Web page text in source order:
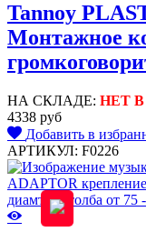
Tannoy
Монтажное
НА СКЛАДЕ: НЕТ
4338 руб
Добавить в
АРТИКУЛ: F0226